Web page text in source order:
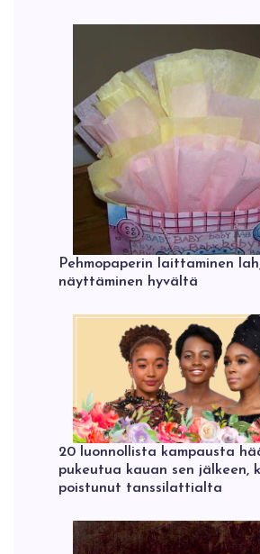
Pehmopaperin laittaminen
näyttäminen hyvältä
20 luonnollista kampausta
pukeutua kauan sen jälkeen,
poistunut tanssilattialta